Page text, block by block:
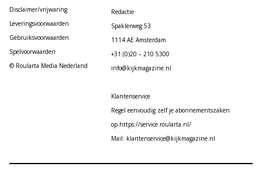
Disclaimer/vrijwaring
Leveringsvoorwaarden
Gebruiksvoorwaarden
Spelvoorwaarden
© Roularta Media Nederland
Redactie
Spaklerweg 53
1114 AE Amsterdam
+31 (0)20 – 210 5300
info@kijkmagazine.nl
Klantenservice
Regel eenvoudig zelf je abonnementszaken
op https://service.roularta.nl/
Mail: klantenservice@kijkmagazine.nl